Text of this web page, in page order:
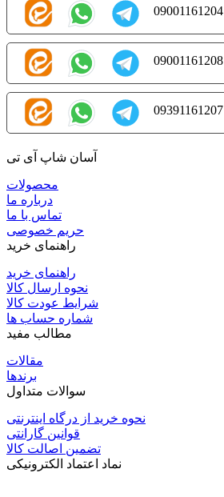
09001161204
09001161208
09391161207
آسان شاپ آی تی
محصولات
درباره ما
تماس با ما
حریم خصوصی
راهنمای خرید
راهنمای خرید
نحوه ارسال کالا
شرایط عودت کالا
شماره حساب ها
مطالب مفید
مقالات
برندها
سوالات متداول
نحوه خرید از درگاه اینترنتی
قوانین گارانتی
تضمین اصالت کالا
نماد اعتماد الکترونیکی